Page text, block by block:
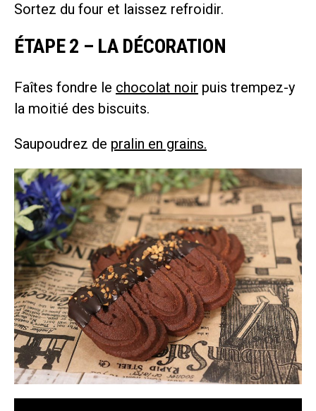
Sortez du four et laissez refroidir.
ÉTAPE 2 – LA DÉCORATION
Faîtes fondre le chocolat noir puis trempez-y
la moitié des biscuits.
Saupoudrez de pralin en grains.